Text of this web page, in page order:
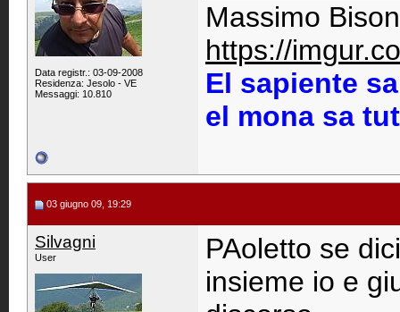
Data registr.: 03-09-2008
Residenza: Jesolo - VE
Messaggi: 10.810
Massimo Bison
https://
El sapiente
el mona sa
03 giugno 09, 19:29
Silvagni
User
PAoletto se
insieme io e